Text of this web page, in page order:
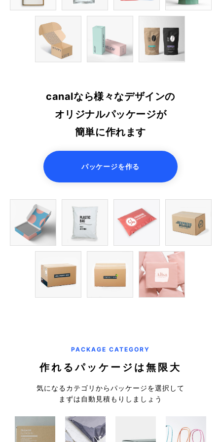
canalなら様々なデザインの
オリジナルパッケージが
簡単に作れます
パッケージを作る
PACKAGE CATEGORY
作れるパッケージは無限大
気になるカテゴリからパッケージを選択して
まずは自動見積もりしましょう